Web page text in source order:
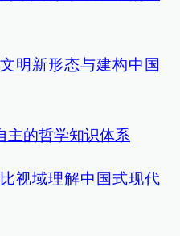
明新形态与建构中国
主的哲学知识体系
视域理解中国式现代